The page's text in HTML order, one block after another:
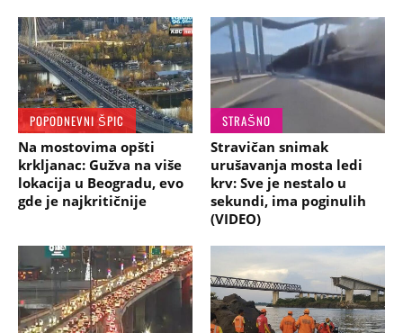
POPODNEVNI ŠPIC
Na mostovima opšti
krkljanac: Gužva na više
lokacija u Beogradu, evo
gde je najkritičnije
STRAŠNO
Stravičan snimak
urušavanja mosta ledi
krv: Sve je nestalo u
sekundi, ima poginulih
(VIDEO)